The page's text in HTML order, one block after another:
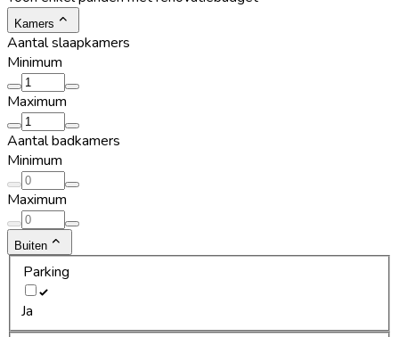
Kamers
Aantal slaapkamers
Minimum
Maximum
Aantal badkamers
Minimum
Maximum
Buiten
Parking
Ja